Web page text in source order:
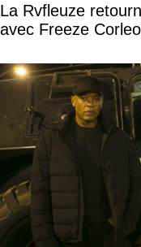
La Rvfleuze
avec Freeze